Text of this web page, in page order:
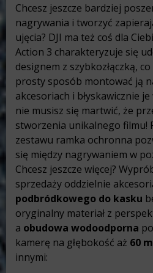
Chcesz jeszcze bardziej
nagrywania i tworzyć
ujęcia? DJI ma też coś dla
Action 3 charakteryzuje się
designem z szybkozłączką,
prosty sposób montować ją
akcesoriach i błyskawicznie
nie musisz się martwić, że
stworzenia unikalnego filmu!
zestawu ramka ochronna
się między nagrywaniem w
Chcesz jeszcze więcej?
sprzedaży oddzielnie
podbródkowego do kasku
oryginalny materiał z
a obudowa wodoodporna
kamerę na głębokość aż 60 m
innymi: